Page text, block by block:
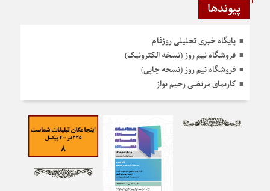
پیوندها
پایگاه خبری تحلیلی روزفام
فروشگاه نیم روز (نسخه الکترونیک)
فروشگاه نیم روز (نسخه چاپی)
کارنمای مرتضی رحیم نواز